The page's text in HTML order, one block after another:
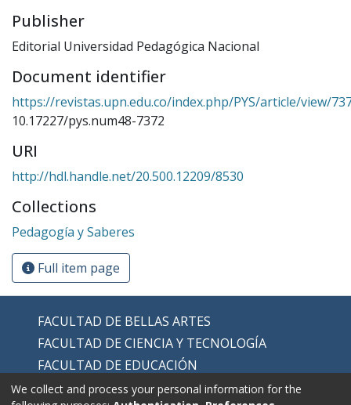
Publisher
Editorial Universidad Pedagógica Nacional
Document identifier
https://revistas.upn.edu.co/index.php/PYS/article/view/
10.17227/pys.num48-7372
URI
http://hdl.handle.net/20.500.12209/8530
Collections
Pedagogía y Saberes
Full item page
FACULTAD DE BELLAS ARTES
FACULTAD DE CIENCIA Y TECNOLOGÍA
FACULTAD DE EDUCACIÓN
FACULTAD DE EDUCACIÓN FÍSICA
We collect and process your personal information for the